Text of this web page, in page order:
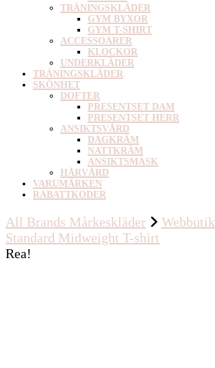
TRÄNINGSKLÄDER
GYM BYXOR
GYM T-SHIRT
ACCESSOARER
KLOCKOR
UNDERKLÄDER
TRÄNINGSKLÄDER
SKÖNHET
DOFTER
PRESENTSET DAM
PRESENTSET HERR
ANSIKTSVÅRD
DAGKRÄM
NATTKRÄM
ANSIKTSMASK
HÅRVÅRD
VARUMÄRKEN
RABATTKODER
All Brands Mårkeskläder Webbutik
Standard Midweight T-shirt
Rea!